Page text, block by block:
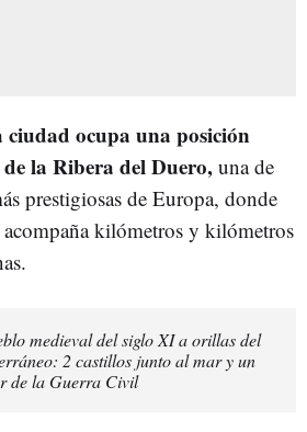
ciudad ocupa una posición
la Ribera del Duero,una de
prestigiosas de Europa, donde
kilómetros y kilómetros
medieval del siglo XI a orillas del
2 castillos junto al mar y un
de la Guerra Civil